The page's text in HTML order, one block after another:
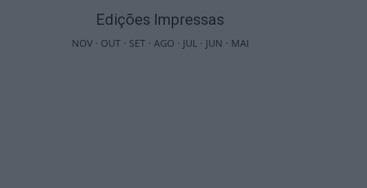
Edições Impressas
NOV· OUT· SET· AGO · JUL· JUN · MAI